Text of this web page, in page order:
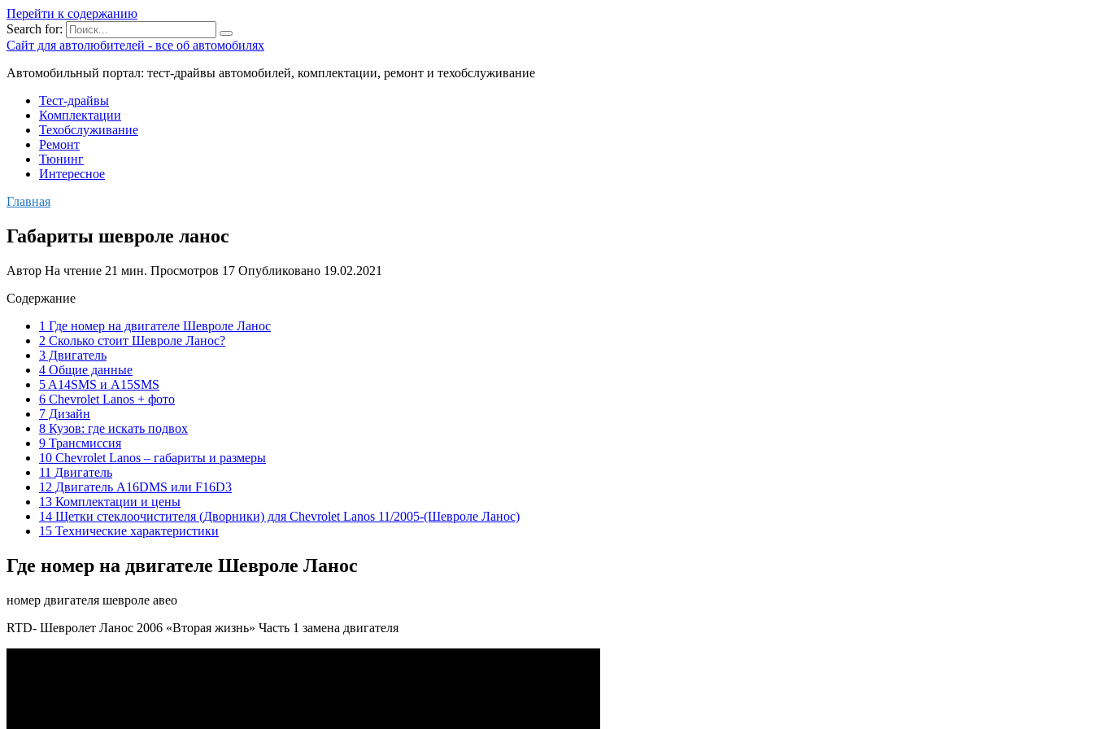
Перейти к содержанию
Search for:
Сайт для автолюбителей - все об автомобилях
Автомобильный портал: тест-драйвы автомобилей, комплектации, ремонт и техобслуживание
Тест-драйвы
Комплектации
Техобслуживание
Ремонт
Тюнинг
Интересное
Главная
Габариты шевроле ланос
Автор На чтение 21 мин. Просмотров 17 Опубликовано 19.02.2021
Содержание
1 Где номер на двигателе Шевроле Ланос
2 Сколько стоит Шевроле Ланос?
3 Двигатель
4 Общие данные
5 A14SMS и A15SMS
6 Chevrolet Lanos + фото
7 Дизайн
8 Кузов: где искать подвох
9 Трансмиссия
10 Chevrolet Lanos – габариты и размеры
11 Двигатель
12 Двигатель A16DMS или F16D3
13 Комплектации и цены
14 Щетки стеклоочистителя (Дворники) для Chevrolet Lanos 11/2005-(Шевроле Ланос)
15 Технические характеристики
Где номер на двигателе Шевроле Ланос
номер двигателя шевроле авео
RTD- Шевролет Ланос 2006 «Вторая жизнь» Часть 1 замена двигателя